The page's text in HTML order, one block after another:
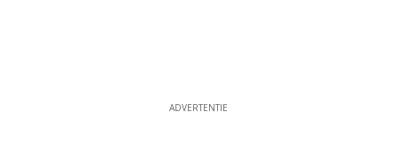
ADVERTENTIE